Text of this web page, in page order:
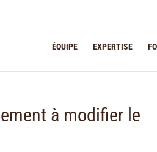
ÉQUIPE EXPERTISE
à modifier le